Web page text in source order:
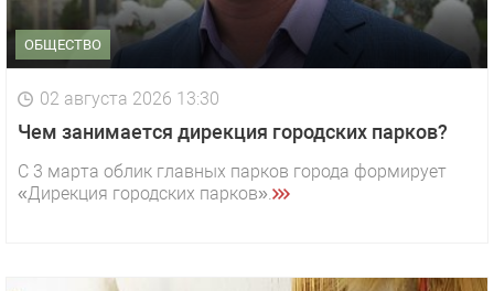
ОБЩЕСТВО
02 августа 2026 13:30
Чем занимается дирекция городских парков?
С 3 марта облик главных парков города формирует
«Дирекция городских парков».